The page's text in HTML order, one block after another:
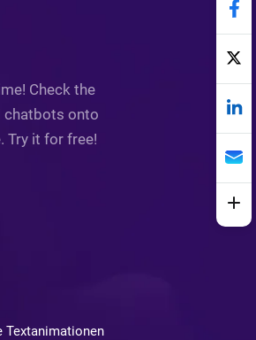
Check the
chatbots onto
Try it for free!
Textanimationen